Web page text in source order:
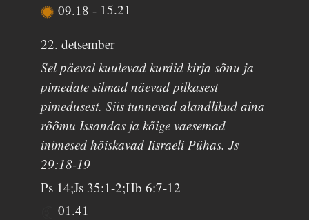
09.18- 15.21
22. detsember
Sel päeval kuulevad kurdid kirja sõnu ja
pimedate silmad näevad pilkasest
pimedusest. Siis tunnevad alandlikud aina
rõõmu Issandas ja kõige vaesemad
inimesed hõiskavad Iisraeli Pühas. Js
29:18-19
Ps 14;Js 35:1-2;Hb 6:7-12
01.41